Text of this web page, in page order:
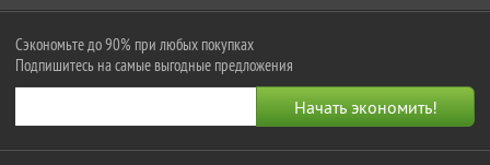
Сэкономьте до 90% при любых покупках
Подпишитесь на самые выгодные предложения